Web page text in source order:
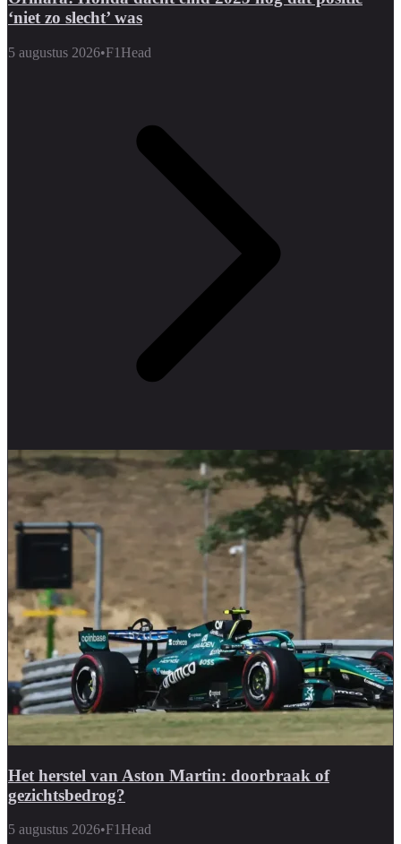
‘niet zo slecht’ was
5 augustus 2026•F1Head
Het herstel van Aston Martin: doorbraak of
gezichtsbedrog?
5 augustus 2026•F1Head